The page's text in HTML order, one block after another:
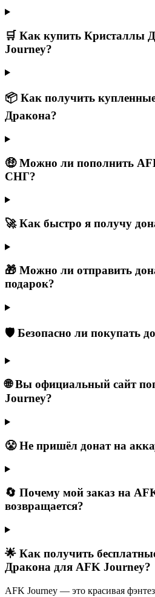
🛒 Как купить Кристаллы
Journey?
📦 Как получить
Дракона?
🤑 Можно ли пополнить
СНГ?
🚀 Как быстро я получу
🎁 Можно ли отправить
подарок?
🛡️ Безопасно ли покупать
🌐 Вы официальный сайт
Journey?
😤 Не пришёл донат на
🔄 Почему мой заказ на
возвращается?
🌟 Как получить
Дракона для AFK Journey?
ㅤAFK Journey — это красивая